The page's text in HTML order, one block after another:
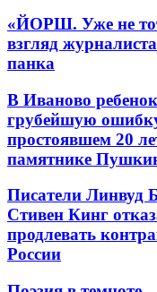
«ЙОРШ. Уже не
взгляд
панка
В Иваново
грубейшую
простоявшем 20
памятнике
Писатели Линвуд
Стивен Кинг
продлевать
России